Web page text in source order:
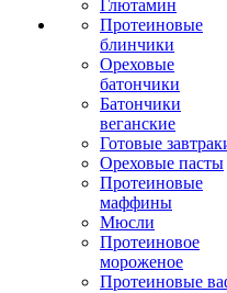
Глютамин
Протеиновые
блинчики
Ореховые
батончики
Батончики
веганские
Готовые
Ореховые пасты
Протеиновые
маффины
Мюсли
Протеиновое
мороженое
Протеиновые